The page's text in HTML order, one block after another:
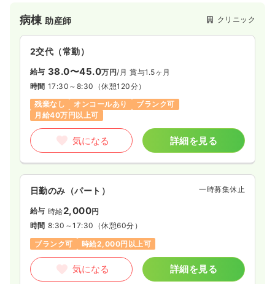
日勤のみ（常勤） 一時募集休止
20.5〜30.2
※一例
時間 8:30～17:00 （休憩60分）
4週8休以上
ブランク可 月給30万円以上可
気になる 詳細を見る
病棟 助産師 クリニック
2交代（常勤）
給与 38.0〜45.0万円/月 賞与1.5ヶ月
時間 17:30～8:30 （休憩120分）
残業なし
オンコールあり
ブランク可
月給40万円以上可
気になる 詳細を見る
日勤のみ（パート） 一時募集休止
給与 時給2,000円
時間 8:30～17:30 （休憩60分）
ブランク可
時給2,000円以上可
気になる 詳細を見る